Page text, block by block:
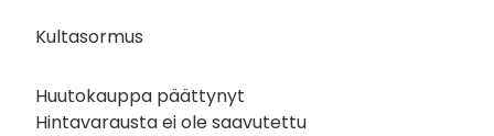
Kultasormus
Huutokauppa päättynyt
Hintavarausta ei ole saavutettu